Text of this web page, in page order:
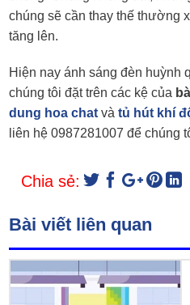
chúng sẽ cần thay thế thường
tăng lên.
Hiện nay ánh sáng đèn huỳnh
chúng tôi đặt trên các kệ của
dung hoa chat và tủ hút khí
liên hệ 0987281007 để chúng
Chia sẻ:
Bài viết liên quan